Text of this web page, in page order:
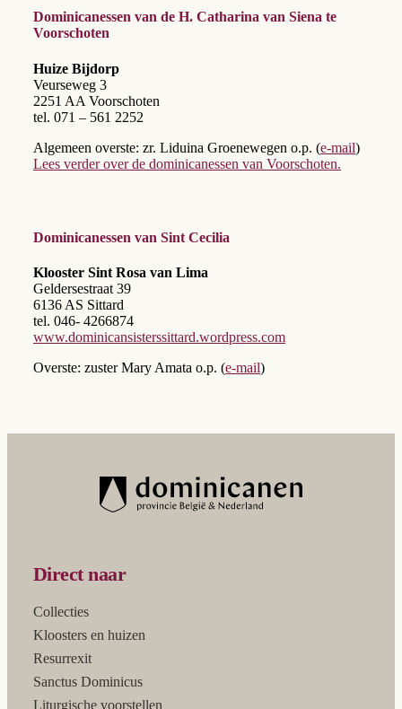
Dominicanessen van de H. Catharina van Siena te
Voorschoten
Huize Bijdorp
Veurseweg 3
2251 AA Voorschoten
tel. 071 – 561 2252
Algemeen overste: zr. Liduina Groenewegen o.p. (e-mail)
Lees verder over de dominicanessen van Voorschoten.
Dominicanessen van Sint Cecilia
Klooster Sint Rosa van Lima
Geldersestraat 39
6136 AS Sittard
tel. 046- 4266874
www.dominicansisterssittard.wordpress.com
Overste: zuster Mary Amata o.p. (e-mail)
Direct naar
Collecties
Kloosters en huizen
Resurrexit
Sanctus Dominicus
Liturgische voorstellen